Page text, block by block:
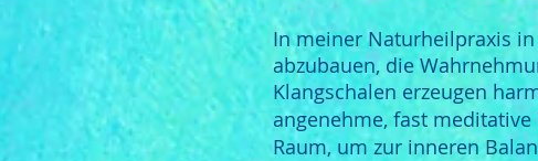
In meiner Naturheilpraxis
abzubauen, die
Klangschalen erzeugen
angenehme, fast
Raum, um zur inneren